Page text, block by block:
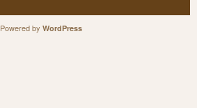
Powered by WordPress